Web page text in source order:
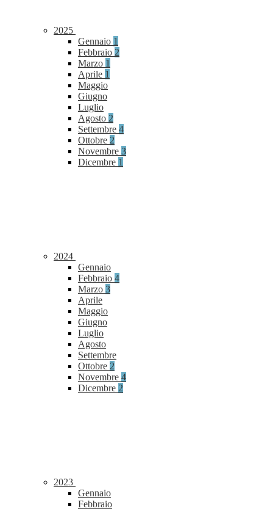
2025
Gennaio 1
Febbraio 2
Marzo 1
Aprile 1
Maggio
Giugno
Luglio
Agosto 2
Settembre 4
Ottobre 2
Novembre 3
Dicembre 1
2024
Gennaio
Febbraio 4
Marzo 3
Aprile
Maggio
Giugno
Luglio
Agosto
Settembre
Ottobre 2
Novembre 4
Dicembre 2
2023
Gennaio
Febbraio